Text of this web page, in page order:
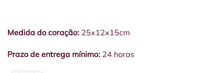
Medida do coração: 25x12x15cm
Prazo de entrega mínimo: 24 horas